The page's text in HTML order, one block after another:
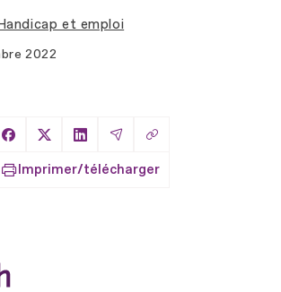
et emploi
2022
Partager sur Facebook
Partager sur X
Partager sur LinkedIn
Partager par Email
Copier le lien
Imprimer/télécharger